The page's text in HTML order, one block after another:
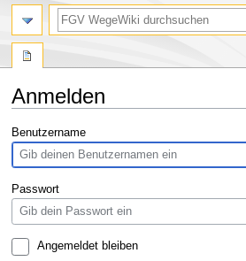
Anmelden
Zur
Navigation
springen
Zur
Suche
springen
Benutzername
Passwort
Angemeldet bleiben